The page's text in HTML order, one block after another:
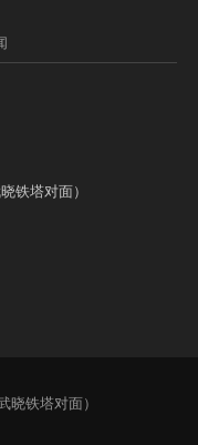
铁塔对面）
晓铁塔对面）